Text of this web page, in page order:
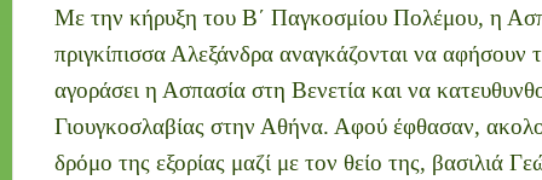
Με την κήρυξη του Β΄ Παγκοσμίου Πολέμου, η
πριγκίπισσα Αλεξάνδρα αναγκάζονται να αφήσουν
αγοράσει η Ασπασία στη Βενετία και να
Γιουγκοσλαβίας στην Αθήνα. Αφού έφθασαν,
δρόμο της εξορίας μαζί με τον θείο της, βασιλιά